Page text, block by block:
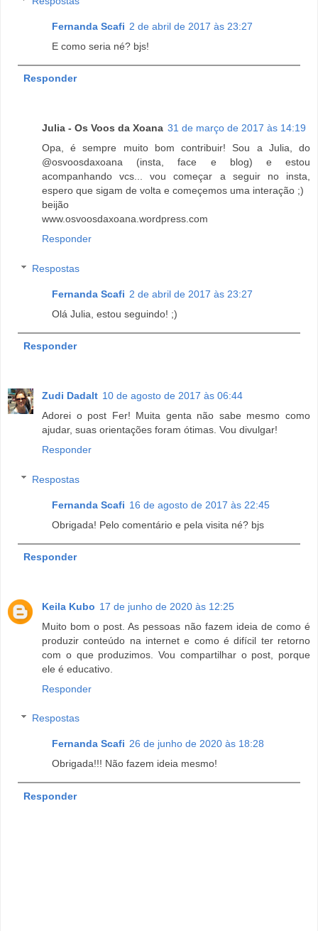
Fernanda Scafi 2 de abril de 2017 às 23:27
E como seria né? bjs!
Responder
Julia - Os Voos da Xoana 31 de março de 2017 às 14:19
Opa, é sempre muito bom contribuir! Sou a Julia, do
@osvoosdaxoana (insta, face e blog) e estou
acompanhando vcs... vou começar a seguir no insta,
espero que sigam de volta e começemos uma interação ;)
beijão
www.osvoosdaxoana.wordpress.com
Responder
Respostas
Fernanda Scafi 2 de abril de 2017 às 23:27
Olá Julia, estou seguindo! ;)
Responder
Zudi Dadalt 10 de agosto de 2017 às 06:44
Adorei o post Fer! Muita genta não sabe mesmo como
ajudar, suas orientações foram ótimas. Vou divulgar!
Responder
Respostas
Fernanda Scafi 16 de agosto de 2017 às 22:45
Obrigada! Pelo comentário e pela visita né? bjs
Responder
Keila Kubo 17 de junho de 2020 às 12:25
Muito bom o post. As pessoas não fazem ideia de como é
produzir conteúdo na internet e como é difícil ter retorno
com o que produzimos. Vou compartilhar o post, porque
ele é educativo.
Responder
Respostas
Fernanda Scafi 26 de junho de 2020 às 18:28
Obrigada!!! Não fazem ideia mesmo!
Responder